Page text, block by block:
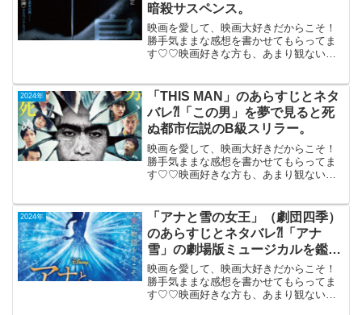
暗殺サスペンス。
映画を愛して、映画大好きだからこそ！
勝手気ままな感想を書かせてもらってま
す♡♡映画好きな方も、あまり観ない方
（118分）韓国で大ヒットの王朝暗殺サス
ペンス。1...
2024年
「THIS MAN」のあらすじとネタ
バレ⁈「この男」を夢で見ると死
ぬ都市伝説のB級スリラー。
映画を愛して、映画大好きだからこそ！
勝手気ままな感想を書かせてもらってま
す♡♡映画好きな方も、あまり観ない方
の男」を夢で見ると死ぬ都市伝説のB級ス
リラー...
2024年
「アナと雪の女王」（劇団四季）
のあらすじとネタバレ⁈「アナ
雪」の劇場版ミュージカルを鑑
賞。
映画を愛して、映画大好きだからこそ！
勝手気ままな感想を書かせてもらってま
す♡♡映画好きな方も、あまり観ない方